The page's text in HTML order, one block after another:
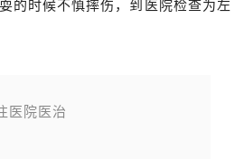
的时候不慎摔伤，到医院检查为左
医院医治